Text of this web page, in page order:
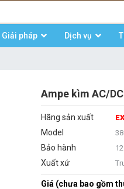
Giải pháp Dịch vụ
Ampe kìm AC/
Hãng sản xuất
Model
Bảo hành
Xuất xứ
Giá (chưa bao gồm